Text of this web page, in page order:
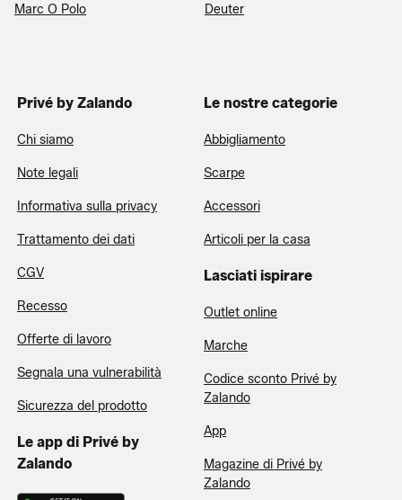
Marc O Polo Deuter
Privé by Zalando
Chi siamo
Note legali
Informativa sulla privacy
Trattamento dei dati
CGV
Recesso
Offerte di lavoro
Segnala una vulnerabilità
Sicurezza del prodotto
Le app di Privé by
Zalando
Le nostre categorie
Abbigliamento
Scarpe
Accessori
Articoli per la casa
Lasciati ispirare
Outlet online
Marche
Codice sconto Privé by
Zalando
App
Magazine di Privé by
Zalando